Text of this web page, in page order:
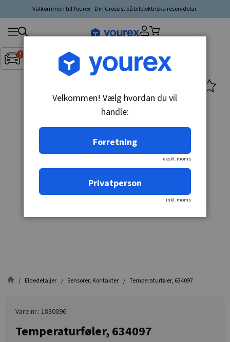
Välkommen till Yourex - Din Grossist på bilelektriska reservdelar.
Inget fordon valt▼
Søg
produkt,
producent,
Eldedetaljer Sensorer, Kontakter Temperaturføler, 634097
Vare nr.: 1830096
Temperaturføler, 634097
Velkommen! Vælg hvordan du vil
handle:
Forretning
ekskl. moms
Privatperson
inkl. moms